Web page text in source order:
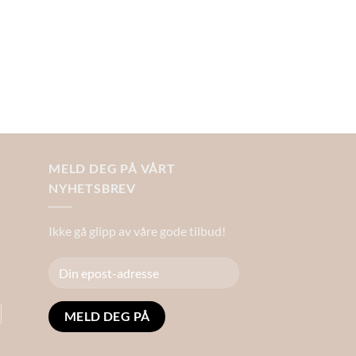
MELD DEG PÅ VÅRT
NYHETSBREV
Ikke gå glipp av våre gode tilbud!